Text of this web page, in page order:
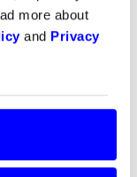
more about
and Privacy
året,